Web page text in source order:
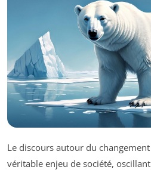
Le discours autour du
véritable enjeu de société,